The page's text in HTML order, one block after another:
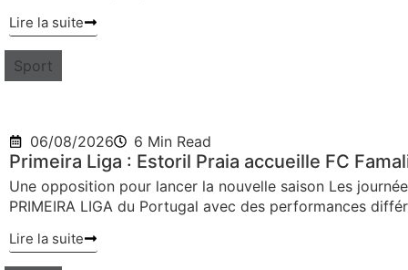
Lire la suite
Sport
06/08/2026 6 Min Read
Primeira Liga : Estoril Praia accueille FC
Une opposition pour lancer la nouvelle saison Les
PRIMEIRA LIGA du Portugal avec des performances
Lire la suite